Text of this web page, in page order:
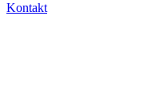
Kontakt